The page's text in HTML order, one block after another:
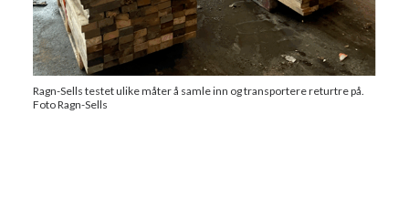
Ragn-Sells testet ulike måter å samle inn og transportere returtre på.
Foto Ragn-Sells